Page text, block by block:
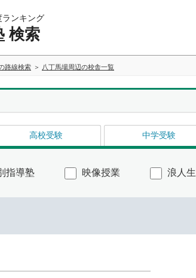
ランキング
検索
路線検索 八丁馬場周辺の校舎一覧
高校受験 中学受験
指導塾 映像授業 浪人生